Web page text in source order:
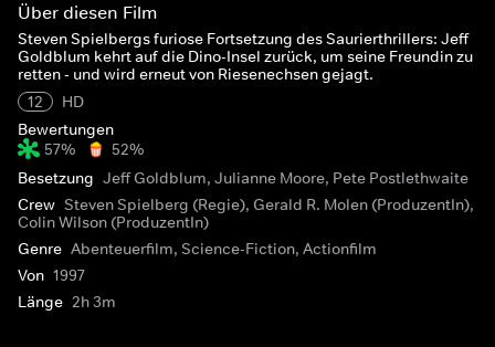
Über diesen Film
Steven Spielbergs furiose Fortsetzung des Saurierthrillers: Jeff
Goldblum kehrt auf die Dino-Insel zurück, um seine Freundin zu
retten - und wird erneut von Riesenechsen gejagt.
12
HD
Bewertungen
57%
52%
Besetzung Jeff Goldblum, Julianne Moore, Pete Postlethwaite
Crew Steven Spielberg (Regie), Gerald R. Molen (ProduzentIn),
Colin Wilson (ProduzentIn)
Genre Abenteuerfilm, Science-Fiction, Actionfilm
Von 1997
Länge 2h 3m